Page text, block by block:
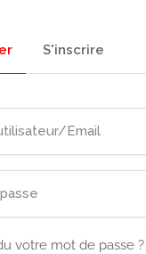
S'inscrire
votre mot de passe ?